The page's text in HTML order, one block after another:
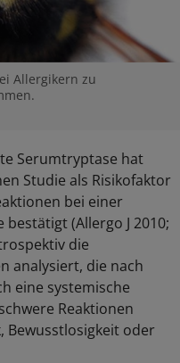
Allergikern zu
Serumtryptase hat
Studie als Risikofaktor
bei einer
(Allergo J 2010;
die
analysiert, die nach
eine systemische
Reaktionen
Bewusstlosigkeit oder